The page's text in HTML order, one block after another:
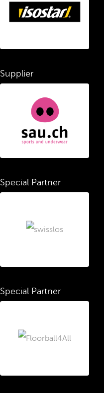
Supplier
Special Partner
Special Partner